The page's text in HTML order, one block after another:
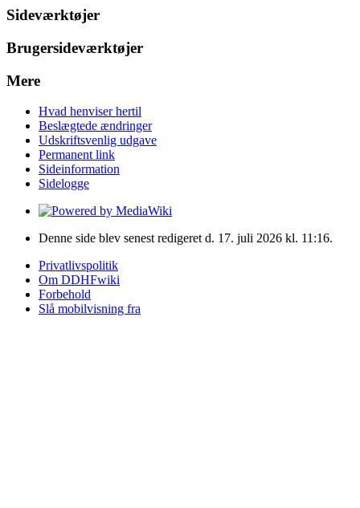
Sideværktøjer
Brugersideværktøjer
Mere
Hvad henviser hertil
Beslægtede ændringer
Udskriftsvenlig udgave
Permanent link
Sideinformation
Sidelogge
Denne side blev senest redigeret d. 17. juli 2026 kl. 11:16.
Privatlivspolitik
Om DDHFwiki
Forbehold
Slå mobilvisning fra